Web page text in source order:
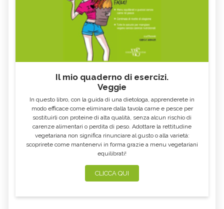
Il mio quaderno di esercizi.
Veggie
In questo libro, con la guida di una dietologa, apprenderete in
modo efficace come eliminare dalla tavola carne e pesce per
sostituirli con proteine di alta qualità, senza alcun rischio di
carenze alimentari o perdita di peso. Adottare la rettitudine
vegetariana non significa rinunciare al gusto o alla varietà:
scoprirete come mantenervi in forma grazie a menu vegetariani
equilibrati!
CLICCA QUI